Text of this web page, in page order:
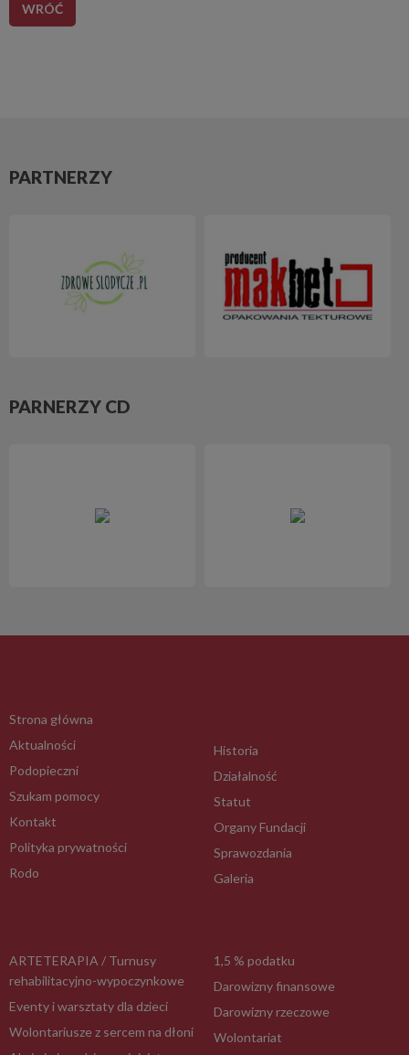
WRÓĆ
PARTNERZY
PARNERZY CD
Strona główna
Aktualności
Podopieczni
Szukam pomocy
Kontakt
Polityka prywatności
Rodo
Historia
Działalność
Statut
Organy Fundacji
Sprawozdania
Galeria
ARTETERAPIA / Turnusy
rehabilitacyjno-wypoczynkowe
Eventy i warsztaty dla dzieci
Wolontariusze z sercem na dłoni
1,5 % podatku
Darowizny finansowe
Darowizny rzeczowe
Wolontariat